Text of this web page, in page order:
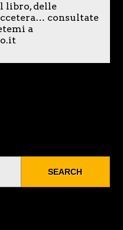
libro, delle
consultate
a